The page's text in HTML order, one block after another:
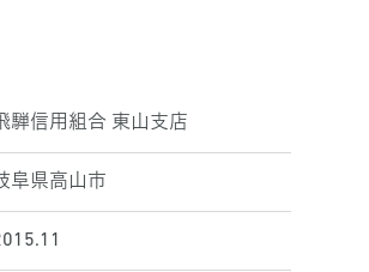
騨信用組合 東山支店
阜県高山市